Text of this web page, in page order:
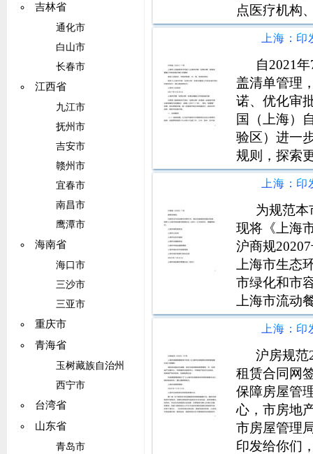
吉林省
通化市
白山市
长春市
江西省
九江市
抚州市
吉安市
赣州市
宜春市
南昌市
鹰潭市
海南省
海口市
三沙市
三亚市
重庆市
青海省
玉树藏族自治州
西宁市
台湾省
山东省
青岛市
点医疗机构
下简称定点
定点护理机
及定点评估
自2021
盖清单管理
诺、优化审
国（上海）
验区）进一
规则，探索
场主体办事
全覆盖要求
更新并向社
为规范本
现将《上海
沪商规
上海市生态
市绿化和市
上海市流动
餐服务新模
全，为市民
共和国食品
沪房规范
租赁合同网
保障房屋管
心，市房地
市房屋管理
印发给你们